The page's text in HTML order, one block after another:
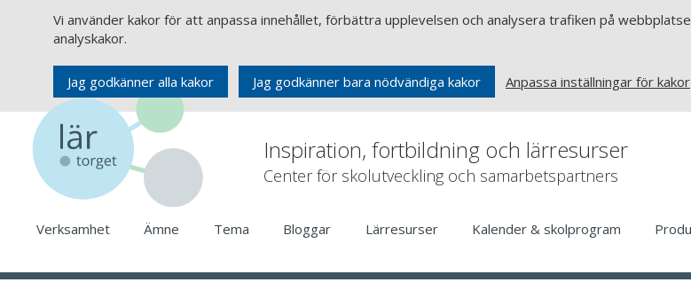
Vi använder kakor för att anpassa innehållet, förbättra upplevelsen och analysera trafiken på
analyskakor.
Jag godkänner alla kakor Jag godkänner bara nödvändiga kakor Anpassa inställningar för kakor
Inspiration, fortbildning och lärresurser
Center för skolutveckling och samarbetspartners
Verksamhet Ämne Tema Bloggar Lärresurser Kalender & skolprogram